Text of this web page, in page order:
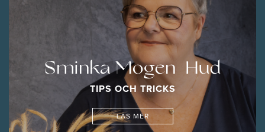
Sminka Mogen Hud
TIPS OCH TRICKS
LÄS MER